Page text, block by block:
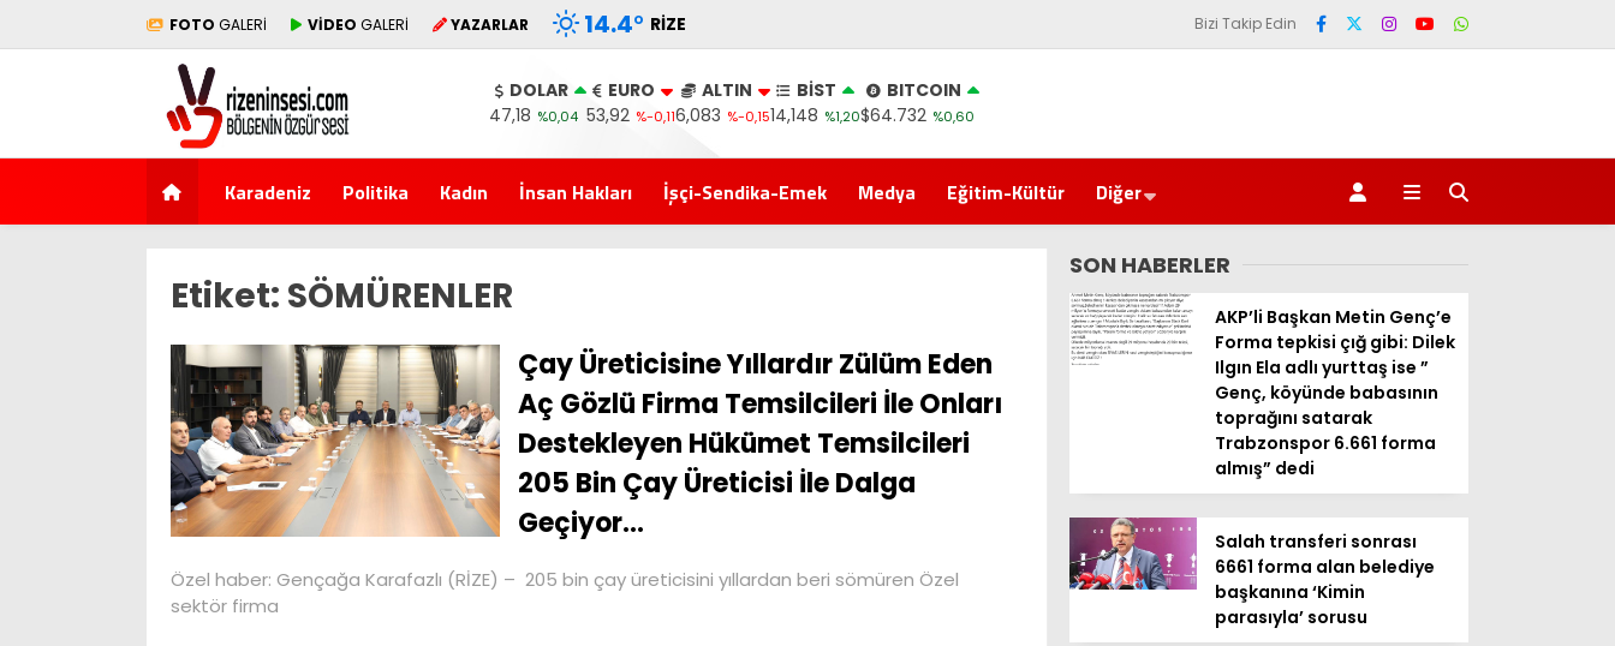
FOTO GALERİ VİDEO GALERİ YAZARLAR 14.4° RIZE Bizi Takip Edin
DOLAR
47,18 %0,04
EURO
53,92 %-0,11
ALTIN
6,083 %-0,15
BİST
14,148 %1,20
BITCOIN
$64.732 %0,60
Karadeniz Politika Kadın İnsan Hakları İşçi-Sendika-Emek Medya Eğitim-Kültür Diğer
Etiket: SÖMÜRENLER
Çay Üreticisine Yıllardır Zülüm Eden
Aç Gözlü Firma Temsilcileri İle Onları
Destekleyen Hükümet Temsilcileri
205 Bin Çay Üreticisi İle Dalga
Geçiyor…
Özel haber: Gençağa Karafazlı (RİZE) – 205 bin çay üreticisini yıllardan beri sömüren Özel
sektör firma
SON HABERLER
AKP’li Başkan Metin Genç’e
Forma tepkisi çığ gibi: Dilek
Ilgın Ela adlı yurttaş ise ”
Genç, köyünde babasının
toprağını satarak
Trabzonspor 6.661 forma
almış” dedi
Salah transferi sonrası
6661 forma alan belediye
başkanına ‘Kimin
parasıyla’ sorusu